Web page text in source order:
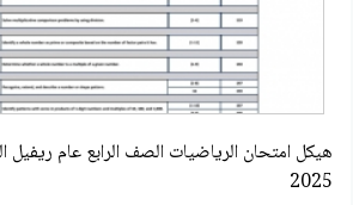
2025